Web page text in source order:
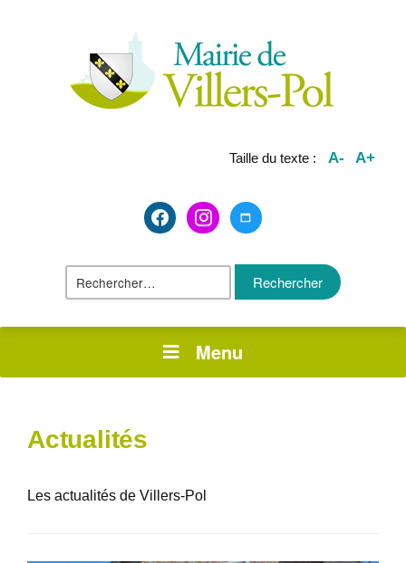
Taille du texte : A- A+
facebook2instagrammaximize
Rechercher :
Menu
Actualités
Les actualités de Villers-Pol